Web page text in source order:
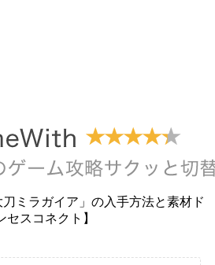
刀ミラガイア」の入手方法と素材ド
スコネクト】